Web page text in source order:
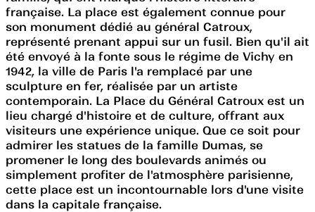
française. La place est également connue pour
son monument dédié au général Catroux,
représenté prenant appui sur un fusil. Bien qu'il ait
été envoyé à la fonte sous le régime de Vichy en
1942, la ville de Paris l'a remplacé par une
sculpture en fer, réalisée par un artiste
contemporain. La Place du Général Catroux est un
lieu chargé d'histoire et de culture, offrant aux
visiteurs une expérience unique. Que ce soit pour
admirer les statues de la famille Dumas, se
promener le long des boulevards animés ou
simplement profiter de l'atmosphère parisienne,
cette place est un incontournable lors d'une visite
dans la capitale française.